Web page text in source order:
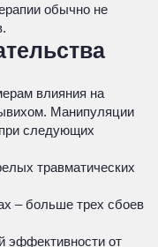
обычно не
влияния на
Манипуляции
следующих
травматических
– больше трех сбоев
эффективности от